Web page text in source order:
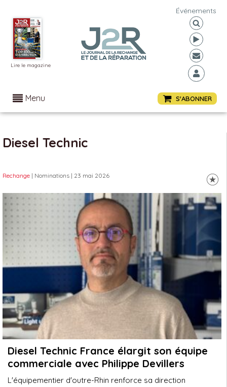
Lire le magazine
Événements
Menu S'ABONNER
Diesel Technic
Rechange | Nominations | 23 mai 2026
Diesel Technic France élargit son équipe
commerciale avec Philippe Devillers
L'équipementier d'outre-Rhin renforce sa direction